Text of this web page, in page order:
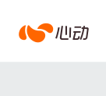
爱搜索结果